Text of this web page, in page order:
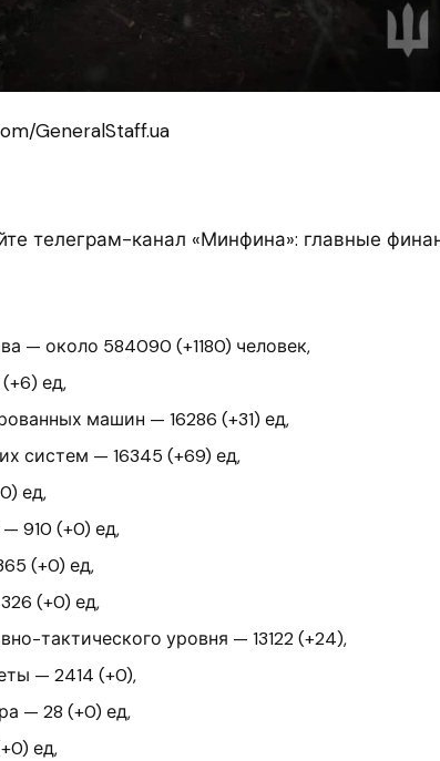
GeneralStaff.ua
телеграм-канал «Минфина»: главные
— около 584090 (+1180) человек,
ед,
машин — 16286 (+31) ед,
систем — 16345 (+69) ед,
ед,
910 (+0) ед,
(+0) ед,
(+0) ед,
тактического уровня — 13122 (+24),
— 2414 (+0),
— 28 (+0) ед,
ед,